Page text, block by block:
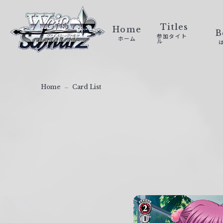
ァ
Home
ホーム
Titles
参加タイト
ル
Home Card List